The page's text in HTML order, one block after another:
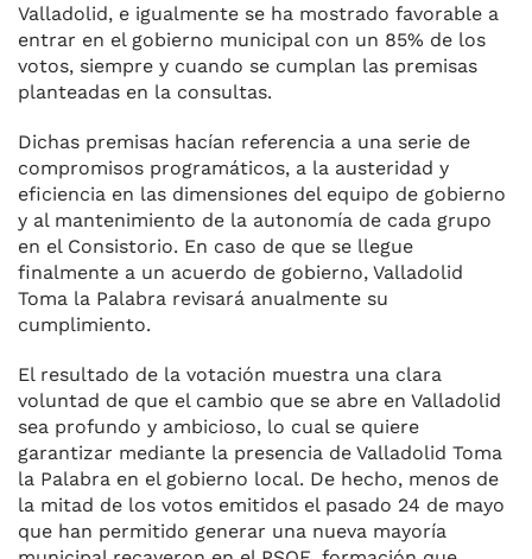
Valladolid, e igualmente se ha mostrado favorable a
entrar en el gobierno municipal con un 85% de los
votos, siempre y cuando se cumplan las premisas
planteadas en la consultas.
Dichas premisas hacían referencia a una serie de
compromisos programáticos, a la austeridad y
eficiencia en las dimensiones del equipo de gobierno
y al mantenimiento de la autonomía de cada grupo
en el Consistorio. En caso de que se llegue
finalmente a un acuerdo de gobierno, Valladolid
Toma la Palabra revisará anualmente su
cumplimiento.
El resultado de la votación muestra una clara
voluntad de que el cambio que se abre en Valladolid
sea profundo y ambicioso, lo cual se quiere
garantizar mediante la presencia de Valladolid Toma
la Palabra en el gobierno local. De hecho, menos de
la mitad de los votos emitidos el pasado 24 de mayo
que han permitido generar una nueva mayoría